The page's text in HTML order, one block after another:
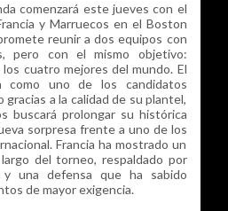
comenzará este jueves con el
y Marruecos en el Boston
reunir a dos equipos con
pero con el mismo objetivo:
cuatro mejores del mundo. El
como uno de los candidatos
a la calidad de su plantel,
buscará prolongar su histórica
sorpresa frente a uno de los
Francia ha mostrado un
del torneo, respaldado por
una defensa que ha sabido
de mayor exigencia.